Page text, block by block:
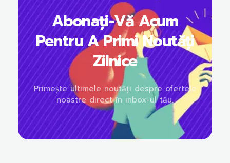
Abonați-Vă Acum
Pentru A Primi Noutăți
Zilnice
Primește ultimele noutăți despre ofertele
noastre direct în inbox-ul tău.